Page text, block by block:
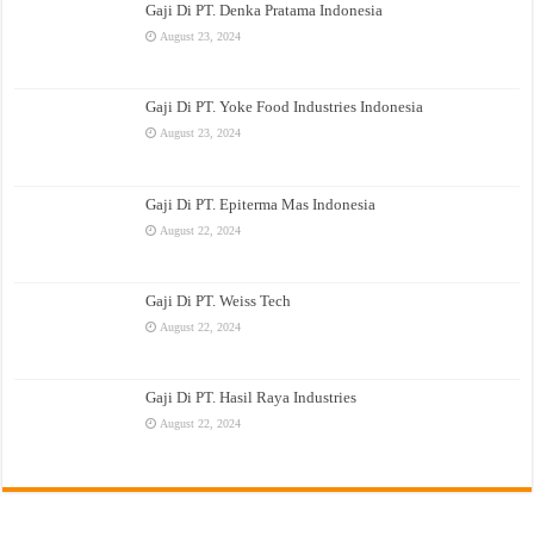
Gaji Di PT. Denka Pratama Indonesia
August 23, 2024
Gaji Di PT. Yoke Food Industries Indonesia
August 23, 2024
Gaji Di PT. Epiterma Mas Indonesia
August 22, 2024
Gaji Di PT. Weiss Tech
August 22, 2024
Gaji Di PT. Hasil Raya Industries
August 22, 2024